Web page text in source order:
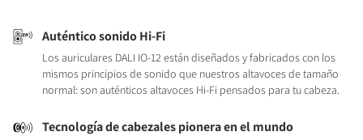
Auténtico sonido Hi-Fi
Los auriculares DALI IO-12 están diseñados y fabricados con los
mismos principios de sonido que nuestros altavoces de tamaño
normal: son auténticos altavoces Hi-Fi pensados para tu cabeza.
Tecnología de cabezales pionera en el mundo